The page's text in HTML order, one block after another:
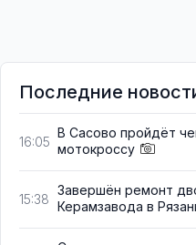
Последние
16:05
В Сасово пройдёт
мотокроссу
15:38
Завершён ремонт
Керамзавода в